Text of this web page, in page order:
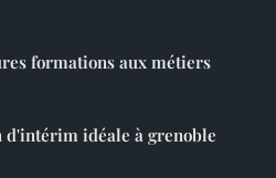
formations aux métiers
d'intérim idéale à grenoble